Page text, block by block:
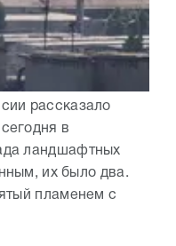
рассказало
в
ландшафтных
их было два.
пламенем с